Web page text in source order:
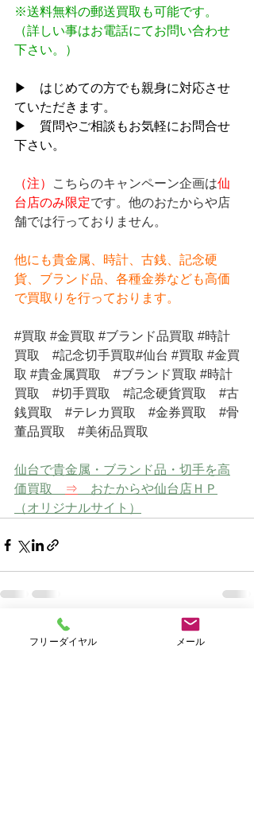
※送料無料の郵送買取も可能です。
（詳しい事はお電話にてお問い合わせ
下さい。）
▶　はじめての方でも親身に対応させ
ていただきます。
▶　質問やご相談もお気軽にお問合せ
下さい。
（注） こちらのキャンペーン企画は仙
台店のみ限定です。他のおたからや店
舗では行っておりません。
他にも貴金属、時計、古銭、記念硬
貨、ブランド品、各種金券なども高価
で買取りを行っております。
#買取 #金買取 #ブランド品買取 #時計
買取
#記念切手買取#仙台 #買取 #金買
取 #貴金属買取 #ブランド買取 #時計
買取
#切手買取 #記念硬貨買取
#古
銭買取
#テレカ買取 #金券買取
#骨
董品買取
#美術品買取
仙台で貴金属・ブランド品・切手を高
価買取
⇒ おたからや仙台店ＨＰ
（オリジナルサイト）
最新記事 すべて表示
フリーダイヤル メール